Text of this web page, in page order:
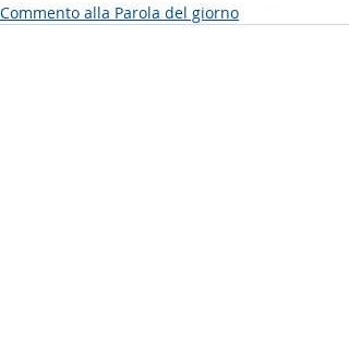
Commento alla Parola del giorno